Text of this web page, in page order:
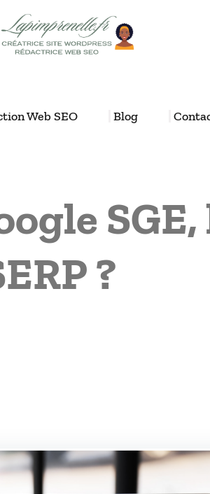
Web SEO Blog
?